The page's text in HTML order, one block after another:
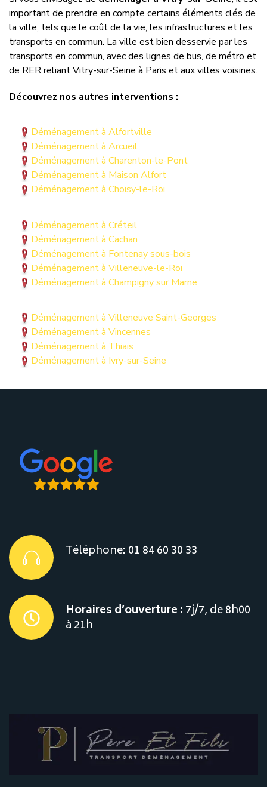
important de prendre en compte certains éléments clés de
la ville, tels que le coût de la vie, les infrastructures et les
transports en commun. La ville est bien desservie par les
transports en commun, avec des lignes de bus, de métro et
de RER reliant Vitry-sur-Seine à Paris et aux villes voisines.
Découvrez nos autres interventions :
Déménagement à Alfortville
Déménagement à Arcueil
Déménagement à Charenton-le-Pont
Déménagement à Maison Alfort
Déménagement à Choisy-le-Roi
Déménagement à Créteil
Déménagement à Cachan
Déménagement à Fontenay sous-bois
Déménagement à Villeneuve-le-Roi
Déménagement à Champigny sur Marne
Déménagement à Villeneuve Saint-Georges
Déménagement à Vincennes
Déménagement à Thiais
Déménagement à Ivry-sur-Seine
Téléphone:01 84 60 30 33
Horaires d’ouverture :7j/7, de 8h00
à 21h